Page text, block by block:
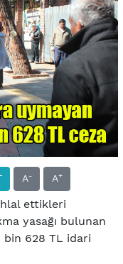
A- A+
ettikleri
yasağı bulunan
bin 628 TL idari